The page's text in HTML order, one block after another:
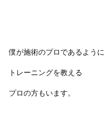
僕が施術のプロであるように
トレーニングを教える
プロの方もいます。